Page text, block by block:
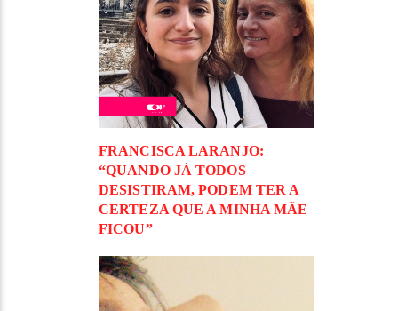
FRANCISCA LARANJO:
“QUANDO JÁ TODOS
DESISTIRAM, PODEM TER A
CERTEZA QUE A MINHA MÃE
FICOU”